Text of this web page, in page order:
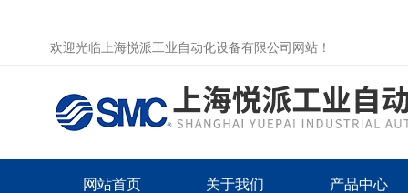
欢迎光临上海悦派工业自动化设备有限公司网站！
网站首页 关于我们 产品中心